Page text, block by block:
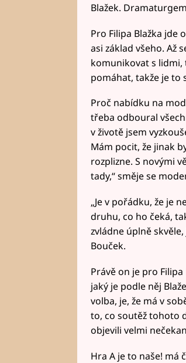
Blažek.
Pro Filipa Blažka jde
asi základ všeho. Až
komunikovat s lidmi,
pomáhat, takže je to
Proč nabídku na
třeba odboural
v životě jsem
Mám pocit, že jinak
rozplizne. S novými
tady,“ směje se
„Je v pořádku, že je
druhu, co ho čeká,
zvládne úplně
Bouček.
Právě on je pro
jaký je podle něj
volba, je, že má v
to, co soutěž tohoto
objevili velmi
Hra A je to naše! má